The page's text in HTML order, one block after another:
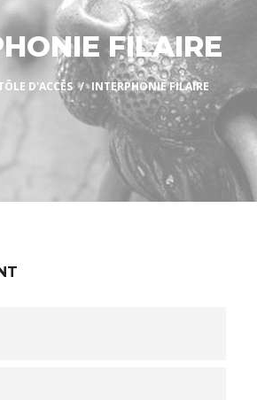
FILAIRE
D'ACCÈS INTERPHONIE FILAIRE